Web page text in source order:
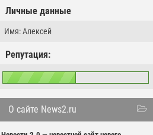
Личные данные
Имя: Алексей
Репутация:
О сайте News2.ru